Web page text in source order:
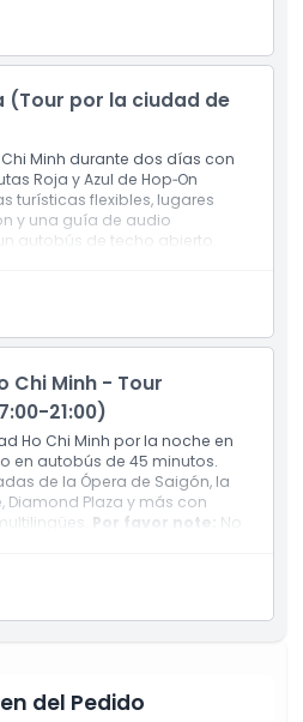
de Entrega
(Tour por la ciudad de
Minh durante dos días con
Roja y Azul de Hop‑On
turísticas flexibles, lugares
y una guía de audio
autobús de techo abierto.
Chi Minh - Tour
21:00)
Ho Chi Minh por la noche en
en autobús de 45 minutos.
de la Ópera de Saigón, la
Diamond Plaza y más con
Por favor note: No
del Pedido